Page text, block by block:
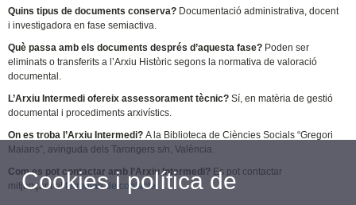
Quins tipus de documents conserva? Documentació administrativa, docent
i investigadora en fase semiactiva.
Què passa amb els documents després d’aquesta fase? Poden ser
eliminats o transferits a l’Arxiu Històric segons la normativa de valoració
documental.
L’Arxiu Intermedi ofereix assessorament tècnic?Sí, en matèria de gestió
documental i procediments arxivístics.
On es troba l’Arxiu Intermedi?A la Biblioteca de Ciències Socials “Gregori
Maians”, avinguda dels Tarongers s/n, València.
Com es pot contactar amb l’Arxiu Intermedi? Es pot contactar
mitjançant elformulari de contacte
Cookies i política de